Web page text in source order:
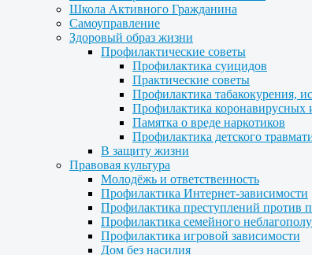
Школа Активного Гражданина
Самоуправление
Здоровый образ жизни
Профилактические советы
Профилактика суицидов
Практические советы
Профилактика табакокурения,
Профилактика коронавирусных
Памятка о вреде наркотиков
Профилактика детского
В защиту жизни
Правовая культура
Молодёжь и ответственность
Профилактика Интернет-зависимости
Профилактика преступлений против
Профилактика семейного
Профилактика игровой зависимости
Дом без насилия